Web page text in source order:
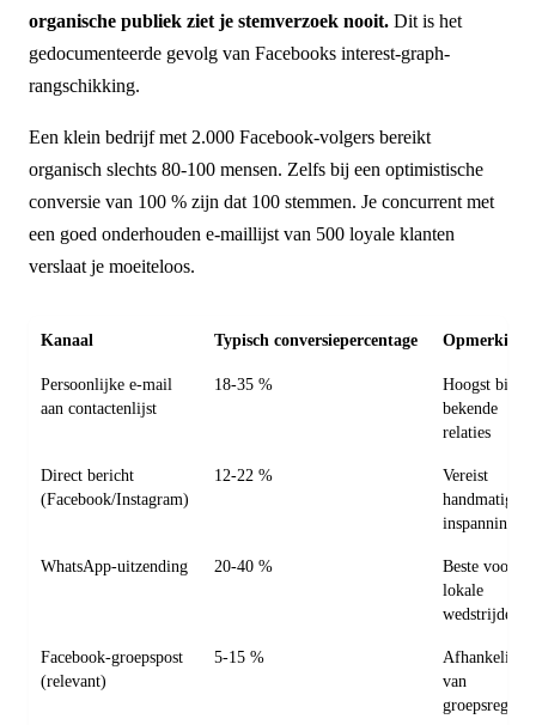
organische publiek ziet je stemverzoek nooit. Dit is het
gedocumenteerde gevolg van Facebooks interest-graph-
rangschikking.
Een klein bedrijf met 2.000 Facebook-volgers bereikt
organisch slechts 80-100 mensen. Zelfs bij een optimistische
conversie van 100 % zijn dat 100 stemmen. Je concurrent met
een goed onderhouden e-maillijst van 500 loyale klanten
verslaat je moeiteloos.
Kanaal Typisch conversiepercentage
Persoonlijke e-mail
aan contactenlijst
18-35 %
Hoogst bij
bekende
relaties
Direct bericht
(Facebook/Instagram)
12-22 %
Vereist
handmatige
inspanning
WhatsApp-uitzending 20-40 %
Beste voor
lokale
wedstrijden
Facebook-groepspost
(relevant)
5-15 %
Afhankelijk
van
groepsregels